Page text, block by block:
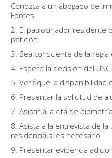
Conozca a un abogado de
Fontes
2. El patrocinador residente
petición
3. Sea consciente de la regla
4. Espere la decisión del
5. Verifique la disponibilidad
6. Presentar la solicitud de
7. Asistir a la cita de biometría
8. Asista a la entrevista de la
residencia si es necesario
9. Presentar evidencia